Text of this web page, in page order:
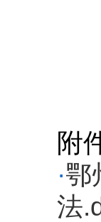
附
·鄂
法